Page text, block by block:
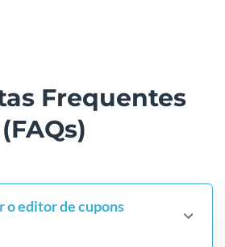
Frequentes
(FAQs)
o editor de cupons